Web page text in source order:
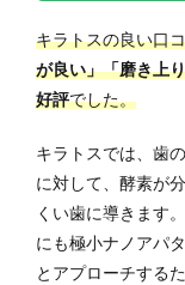
キラトスの良い口
が良い」「磨き上
好評でした。
キラトスでは、歯
に対して、酵素が
くい歯に導きます
にも極小ナノアパ
とアプローチする